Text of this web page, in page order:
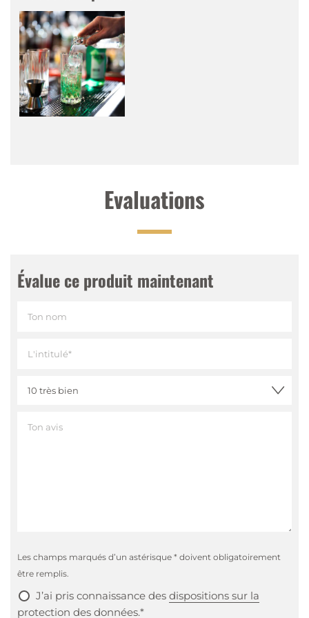
Lemon (Green Lemon) ou de l’eau minérale (Green
Soda). Décorés d’un quartier de citron, ces drinks
sont un rafraîchissement vert et léger.
Tasting Notes
Evaluations
Évalue ce produit maintenant
Les champs marqués d’un astérisque * doivent obligatoirement
être remplis.
J’ai pris connaissance des dispositions sur la
protection des données.*